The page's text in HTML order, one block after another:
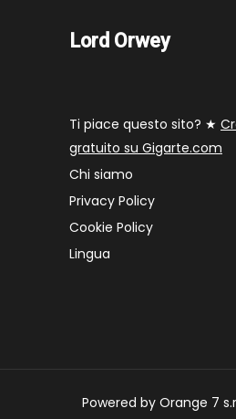
Lord Orwey
Ti piace questo sito? ★
gratuito su Gigarte.com
Chi siamo
Privacy Policy
Cookie Policy
Lingua
Powered by Orange 7